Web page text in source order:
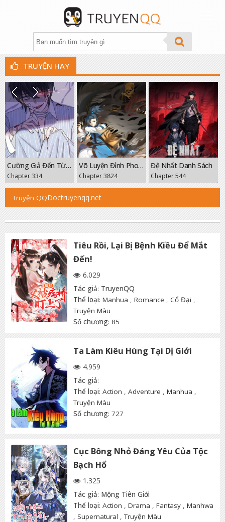
THỂ LOẠI
XẾP HẠNG
TÌM TRUYỆN
THEO DÕI
GROUP
FANPAGE
TRUYỆN HAY
Cường Giả Đến Từ Trại Tâm Thần Võ Luyện Đỉnh Phong
Chapter 3824
Đệ Nhất Danh Sách
Chapter 544 Chapter 209
Truyện QQDoctruyenqq.net
Tiêu Rồi, Lại Bị Bệnh Kiều Để Mắt
Đến!
6.029
Tác giả: TruyenQQ
Thể loại: Manhua , Romance , Cổ Đại ,
Truyện Màu
Số chương: 85
Ta Làm Kiêu Hùng Tại Dị Giới
4.959
Tác giả:
Thể loại: Action , Adventure , Manhua ,
Truyện Màu
Số chương: 727
Cục Bông Nhỏ Đáng Yêu Của Tộc
Bạch Hổ
1.325
Tác giả: Mộng Tiên Giới
Thể loại: Action , Drama , Fantasy , Manhwa
, Supernatural ,Truyện Màu